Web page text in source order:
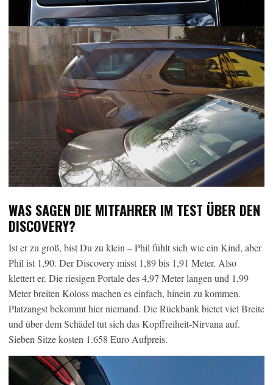
WAS SAGEN DIE MITFAHRER IM TEST ÜBER DEN
DISCOVERY?
Ist er zu groß, bist Du zu klein – Phil fühlt sich wie ein Kind, aber
Phil ist 1,90. Der Discovery misst 1,89 bis 1,91 Meter. Also
klettert er. Die riesigen Portale des 4,97 Meter langen und 1,99
Meter breiten Koloss machen es einfach, hinein zu kommen.
Platzangst bekommt hier niemand. Die Rückbank bietet viel Breite
und über dem Schädel tut sich das Kopffreiheit-Nirvana auf.
Sieben Sitze kosten 1.658 Euro Aufpreis.